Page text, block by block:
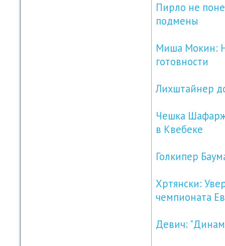
Пирло не
подмены
Миша Мокин:
готовности
Лихштайнер
Чешка
в Квебеке
Голкипер
Хртянски:
чемпионата
Девич: